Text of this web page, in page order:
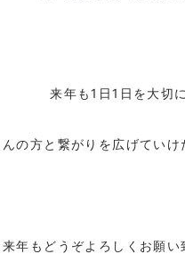
来年も1日1日を大切に
の方と繋がりを広げていけ
来年もどうぞよろしくお願い